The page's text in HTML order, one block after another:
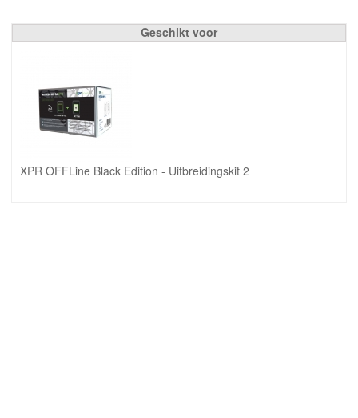
Geschikt voor
XPR OFFLine Black Edition - Uitbreidingskit 2